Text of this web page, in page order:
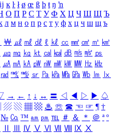
ĳ ĸ ŀ ł ø œ ß þ ŧ ŋ ŉ
О П Р С Т У Ф Х Ц Ч Ш Щ Ъ
л м н о п р с т у ф х ц ч ш щ ъ
￦ ㎕ ㎖ ㎗ ℓ ㎘ ㏄ ㎣ ㎤ ㎥ ㎦
㎍ ㎎ ㎏ ㏏ ㎈ ㎉ ㏈ ㎧ ㎨ ㎰
㎂ ㎃ ㎄ ㎺ ㎻ ㎽ ㎾ ㎿ ㎐ ㎑
㎭ ㎮ ㎯ ㏛ ㎩ ㎪ ㎫ ㎬ ㏝ ㏐
㏓
→ ← ↑ ↓ ↔ 〓 ◁ ◀ ▷ ▶ ♤
▨ ▧ ▦ ▩ ♨ ☏ ☎ ☜ ☞ ¶ †
№ ㏇ ™ ㏂ ㏘ ℡ ＃ ＆ ＊ ＠ ª º
Ⅳ Ⅴ Ⅵ Ⅶ Ⅷ Ⅸ Ⅹ